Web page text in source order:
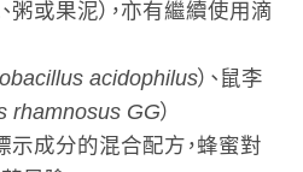
粥或果泥），亦有繼續使用滴
acidophilus）、鼠李
rhamnosus GG）
示成分的混合配方，蜂蜜對